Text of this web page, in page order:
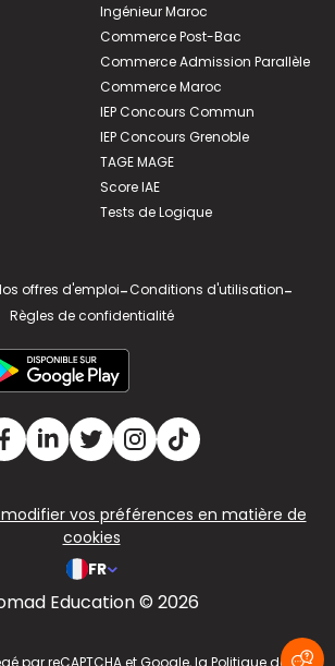
Ingénieur Maroc
Commerce Post-Bac
Commerce Admission Parallèle
Commerce Maroc
IEP Concours Commun
IEP Concours Grenoble
TAGE MAGE
Score IAE
Tests de Logique
offres d'emploi-Conditions d'utilisation-
Règles de confidentialité
vos préférences en matière de
cookies
FR
Education © 2026
par reCAPTCHA et Google, la Politique de